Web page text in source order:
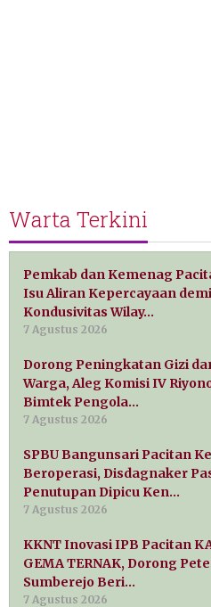
Warta Terkini
Pemkab dan Kemenag
Isu Aliran Kepercayaan
Kondusivitas Wilay…
7 Agustus 2026
Dorong Peningkatan Gizi
Warga, Aleg Komisi IV
Bimtek Pengola…
7 Agustus 2026
SPBU Bangunsari Pacitan
Beroperasi, Disdagnaker
Penutupan Dipicu Ken…
7 Agustus 2026
KKNT Inovasi IPB Pacitan
GEMA TERNAK, Dorong
Sumberejo Beri…
7 Agustus 2026